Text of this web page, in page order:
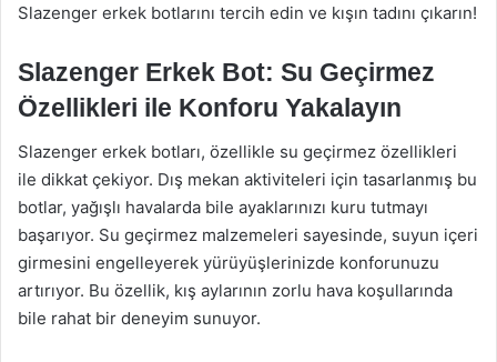
Slazenger erkek botlarını tercih edin ve kışın tadını çıkarın!
Slazenger Erkek Bot: Su Geçirmez
Özellikleri ile Konforu Yakalayın
Slazenger erkek botları, özellikle su geçirmez özellikleri
ile dikkat çekiyor. Dış mekan aktiviteleri için tasarlanmış bu
botlar, yağışlı havalarda bile ayaklarınızı kuru tutmayı
başarıyor. Su geçirmez malzemeleri sayesinde, suyun içeri
girmesini engelleyerek yürüyüşlerinizde konforunuzu
artırıyor. Bu özellik, kış aylarının zorlu hava koşullarında
bile rahat bir deneyim sunuyor.